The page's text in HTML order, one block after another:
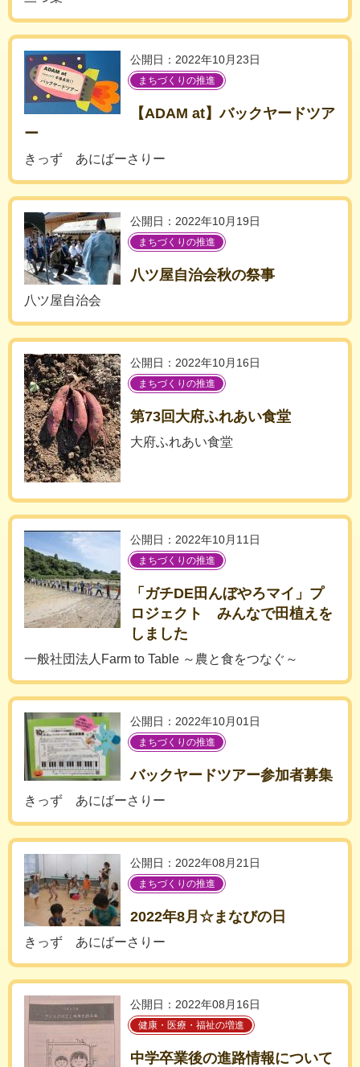
公開日：2022年10月23日
まちづくりの推進
【ADAM at】バックヤードツア
ー
きっず あにばーさりー
公開日：2022年10月19日
まちづくりの推進
八ツ屋自治会秋の祭事
八ツ屋自治会
公開日：2022年10月16日
まちづくりの推進
第73回大府ふれあい食堂
大府ふれあい食堂
公開日：2022年10月11日
まちづくりの推進
「ガチDE田んぼやろマイ」プ
ロジェクト みんなで田植えを
しました
一般社団法人Farm to Table ～農と食をつなぐ～
公開日：2022年10月01日
まちづくりの推進
バックヤードツアー参加者募集
きっず あにばーさりー
公開日：2022年08月21日
まちづくりの推進
2022年8月☆まなびの日
きっず あにばーさりー
公開日：2022年08月16日
健康・医療・福祉の増進
中学卒業後の進路情報について